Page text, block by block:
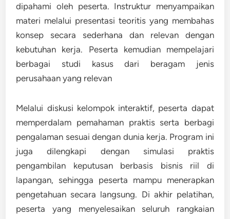
dipahami oleh peserta. Instruktur menyampaikan
materi melalui presentasi teoritis yang membahas
konsep secara sederhana dan relevan dengan
kebutuhan kerja. Peserta kemudian mempelajari
berbagai studi kasus dari beragam jenis
perusahaan yang relevan
Melalui diskusi kelompok interaktif, peserta dapat
memperdalam pemahaman praktis serta berbagi
pengalaman sesuai dengan dunia kerja. Program ini
juga dilengkapi dengan simulasi praktis
pengambilan keputusan berbasis bisnis riil di
lapangan, sehingga peserta mampu menerapkan
pengetahuan secara langsung. Di akhir pelatihan,
peserta yang menyelesaikan seluruh rangkaian